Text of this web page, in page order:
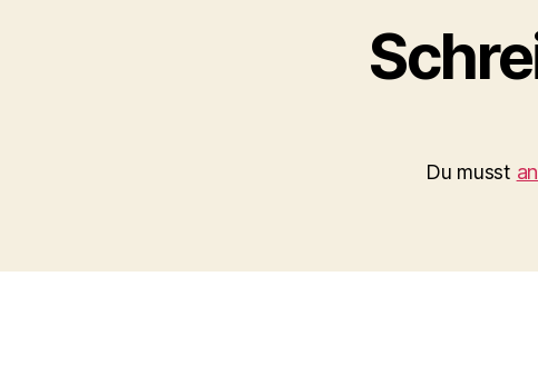
Du musst